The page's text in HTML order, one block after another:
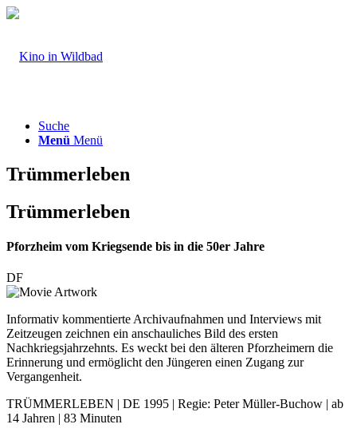
Suche
Menü Menü
Trümmerleben
Trümmerleben
Pforzheim vom Kriegsende bis in die 50er Jahre
DF
Informativ kommentierte Archivaufnahmen und Interviews mit
Zeitzeugen zeichnen ein anschauliches Bild des ersten
Nachkriegsjahrzehnts. Es weckt bei den älteren Pforzheimern die
Erinnerung und ermöglicht den Jüngeren einen Zugang zur
Vergangenheit.
TRÜMMERLEBEN | DE 1995 | Regie: Peter Müller-Buchow | ab
14 Jahren | 83 Minuten